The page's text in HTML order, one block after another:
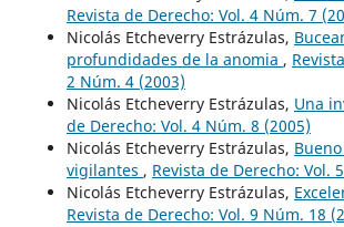
Revista de Derecho: Vol. 4 Núm. 7
Nicolás Etcheverry Estrázulas,
profundidades de la anomia ,
2 Núm. 4 (2003)
Nicolás Etcheverry Estrázulas, Una
de Derecho: Vol. 4 Núm. 8 (2005)
Nicolás Etcheverry Estrázulas,
vigilantes , Revista de Derecho: Vol.
Nicolás Etcheverry Estrázulas,
Revista de Derecho: Vol. 9 Núm. 18